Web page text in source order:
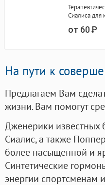
Сиалиса для
от 60Р
На пути к
Предлагаем Вам
жизни. Вам помогут
Дженерики известных
Сиалис, а также
более насыщенной и
Синтетические
энергии спортсменам